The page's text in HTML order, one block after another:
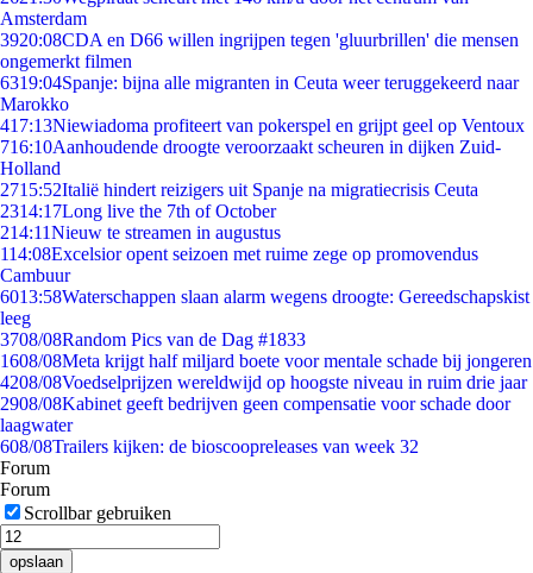
Amsterdam
3920:08CDA en D66 willen ingrijpen tegen 'gluurbrillen' die mensen
ongemerkt filmen
6319:04Spanje: bijna alle migranten in Ceuta weer teruggekeerd naar
Marokko
417:13Niewiadoma profiteert van pokerspel en grijpt geel op Ventoux
716:10Aanhoudende droogte veroorzaakt scheuren in dijken Zuid-
Holland
2715:52Italië hindert reizigers uit Spanje na migratiecrisis Ceuta
2314:17Long live the 7th of October
214:11Nieuw te streamen in augustus
114:08Excelsior opent seizoen met ruime zege op promovendus
Cambuur
6013:58Waterschappen slaan alarm wegens droogte: Gereedschapskist
leeg
3708/08Random Pics van de Dag #1833
1608/08Meta krijgt half miljard boete voor mentale schade bij jongeren
4208/08Voedselprijzen wereldwijd op hoogste niveau in ruim drie jaar
2908/08Kabinet geeft bedrijven geen compensatie voor schade door
laagwater
608/08Trailers kijken: de bioscoopreleases van week 32
Forum
Forum
Scrollbar gebruiken
opslaan